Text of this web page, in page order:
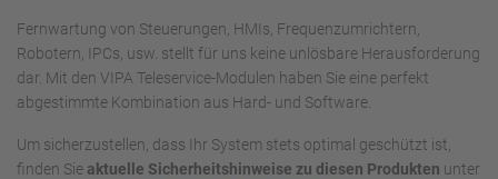
Fernwartung von Steuerungen, HMIs, Frequenzumrichtern,
Robotern, IPCs, usw. stellt für uns keine unlösbare Herausforderung
dar. Mit den VIPA Teleservice-Modulen haben Sie eine perfekt
abgestimmte Kombination aus Hard- und Software.
Um sicherzustellen, dass Ihr System stets optimal geschützt ist,
finden Sie aktuelle Sicherheitshinweise zu diesen Produkten unter